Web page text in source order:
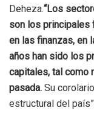
Deheza.“Los
son los principales
en las finanzas, en
años han sido los
capitales, tal como
pasada. Su
estructural del